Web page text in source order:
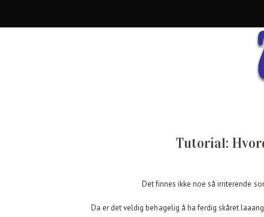
Tutorial:
Det finnes ikke noe så irriterende
Da er det veldig behagelig å ha ferdig skåret